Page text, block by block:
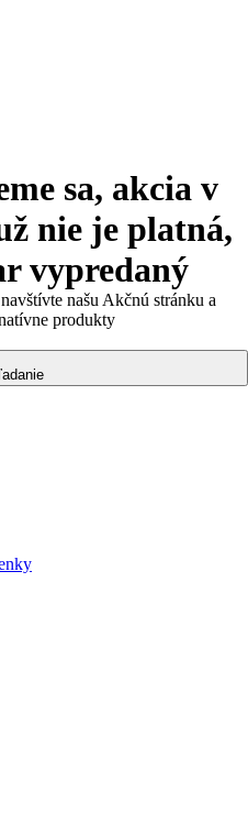
sa, akcia v
nie je platná,
vypredaný
našu Akčnú stránku a
produkty